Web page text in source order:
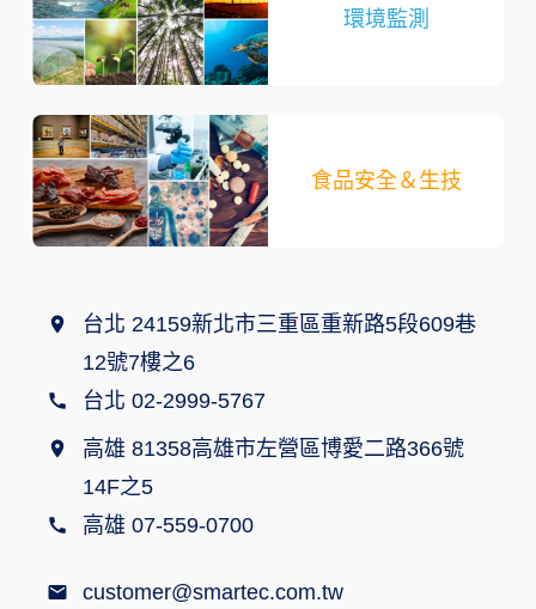
環境監測
食品安全＆生技
台北 24159新北市三重區重新路5段609巷
12號7樓之6
台北 02-2999-5767
高雄 81358高雄市左營區博愛二路366號
14F之5
高雄 07-559-0700
customer@smartec.com.tw